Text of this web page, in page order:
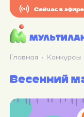
Сейчас в
Главная Конкурсы
Весенний